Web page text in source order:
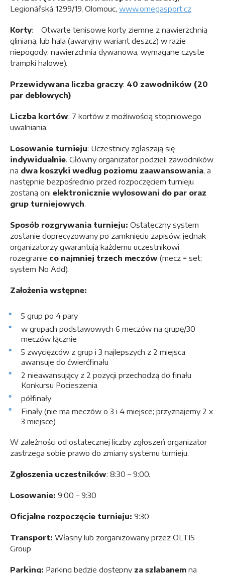
Legionářská 1299/19, Olomouc, www.omegasport.cz
Korty: Otwarte tenisowe korty ziemne z nawierzchnią
glinianą, lub hala (awaryjny wariant deszcz) w razie
niepogody; nawierzchnia dywanowa, wymagane czyste
trampki halowe).
Przewidywana liczba graczy: 40 zawodników (20
par deblowych)
Liczba kortów: 7 kortów z możliwością stopniowego
uwalniania.
Losowanie turnieju: Uczestnicy zgłaszają się
indywidualnie . Główny organizator podzieli zawodników
na dwa koszyki według poziomu zaawansowania , a
następnie bezpośrednio przed rozpoczęciem turnieju
zostaną oni elektronicznie wylosowani do par oraz
grup turniejowych
Sposób rozgrywania turnieju: Ostateczny system
zostanie doprecyzowany po zamknięciu zapisów, jednak
organizatorzy gwarantują każdemu uczestnikowi
rozegranie co najmniej trzech meczów (mecz = set;
system No Add).
Założenia wstępne:
5 grup po 4 pary
w grupach podstawowych 6 meczów na grupę/30
meczów łącznie
5 zwycięzców z grup i 3 najlepszych z 2 miejsca
awansuje do ćwierćfinału
2 nieawansujący z 2 pozycji przechodzą do finału
Konkursu Pocieszenia
półfinały
Finały (nie ma meczów o 3 i 4 miejsce; przyznajemy 2 x
3 miejsce)
W zależności od ostatecznej liczby zgłoszeń organizator
zastrzega sobie prawo do zmiany systemu turnieju.
Zgłoszenia uczestników: 8:30 – 9:00.
Losowanie: 9:00 – 9:30
Oficjalne rozpoczęcie turnieju: 9:30
Transport: Własny lub zorganizowany przez OLTIS
Group
Parking: Parking będzie dostępny za szlabanem na